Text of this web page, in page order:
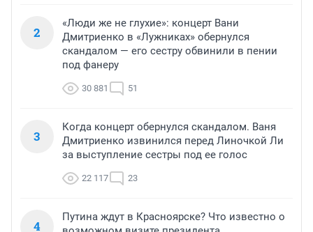
2
«Люди же не глухие»: концерт Вани
Дмитриенко в «Лужниках» обернулся
скандалом — его сестру обвинили в пении
под фанеру
30 881 51
3
Когда концерт обернулся скандалом. Ваня
Дмитриенко извинился перед Линочкой Ли
за выступление сестры под ее голос
22 117 23
4
Путина ждут в Красноярске? Что известно о